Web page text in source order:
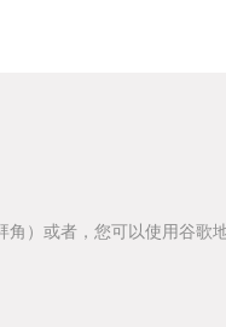
）或者，您可以使用谷歌